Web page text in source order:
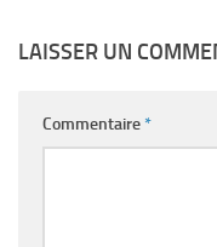
LAISSER UN
Commentaire*